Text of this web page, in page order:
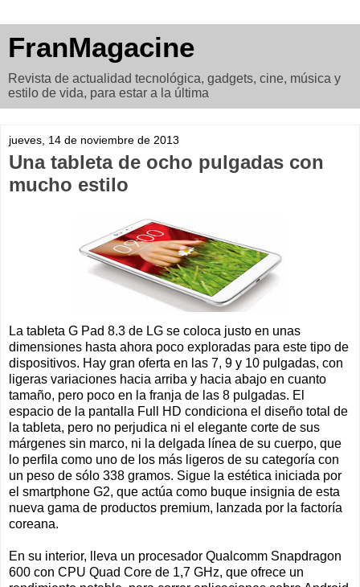
FranMagacine
Revista de actualidad tecnológica, gadgets, cine, música y
estilo de vida, para estar a la última
jueves, 14 de noviembre de 2013
Una tableta de ocho pulgadas con
mucho estilo
La tableta G Pad 8.3 de LG se coloca justo en unas
dimensiones hasta ahora poco exploradas para este tipo de
dispositivos. Hay gran oferta en las 7, 9 y 10 pulgadas, con
ligeras variaciones hacia arriba y hacia abajo en cuanto
tamaño, pero poco en la franja de las 8 pulgadas. El
espacio de la pantalla Full HD condiciona el diseño total de
la tableta, pero no perjudica ni el elegante corte de sus
márgenes sin marco, ni la delgada línea de su cuerpo, que
lo perfila como uno de los más ligeros de su categoría con
un peso de sólo 338 gramos. Sigue la estética iniciada por
el smartphone G2, que actúa como buque insignia de esta
nueva gama de productos premium, lanzada por la factoría
coreana.
En su interior, lleva un procesador Qualcomm Snapdragon
600 con CPU Quad Core de 1,7 GHz, que ofrece un